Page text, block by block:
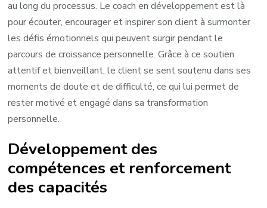
au long du processus. Le coach en développement est là
pour écouter, encourager et inspirer son client à surmonter
les défis émotionnels qui peuvent surgir pendant le
parcours de croissance personnelle. Grâce à ce soutien
attentif et bienveillant, le client se sent soutenu dans ses
moments de doute et de difficulté, ce qui lui permet de
rester motivé et engagé dans sa transformation
personnelle.
Développement des
compétences et renforcement
des capacités